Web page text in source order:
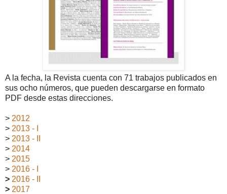
A la fecha, la Revista cuenta con 71 trabajos publicados en
sus ocho números, que pueden descargarse en formato
PDF desde estas direcciones.
> 2012
> 2013 - I
> 2013 - II
> 2014
> 2015
> 2016 - I
> 2016 - II
> 2017